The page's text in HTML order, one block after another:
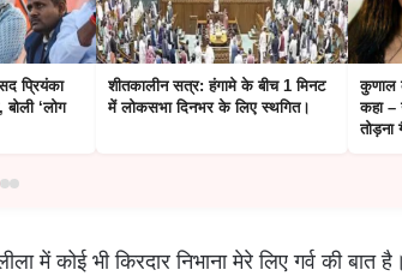
प्रियंका
‘लोग
शीतकालीन सत्र: हंगामे के बीच 1 मिनट
में लोकसभा दिनभर के लिए स्थगित।
कुणाल
कहा –
तोड़ना
में कोई भी किरदार निभाना मेरे लिए गर्व की बात